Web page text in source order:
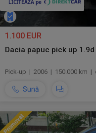
1.100 EUR
Dacia papuc pick up 1.9d
Pick-up | 2006 | 150.000 km |
Sună